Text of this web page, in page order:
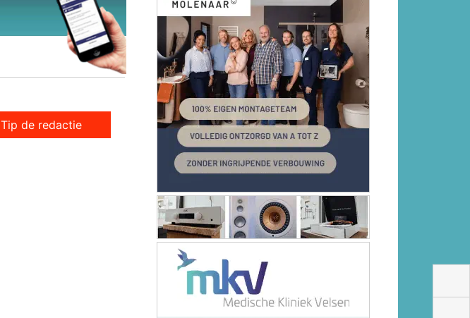
Tip de redactie